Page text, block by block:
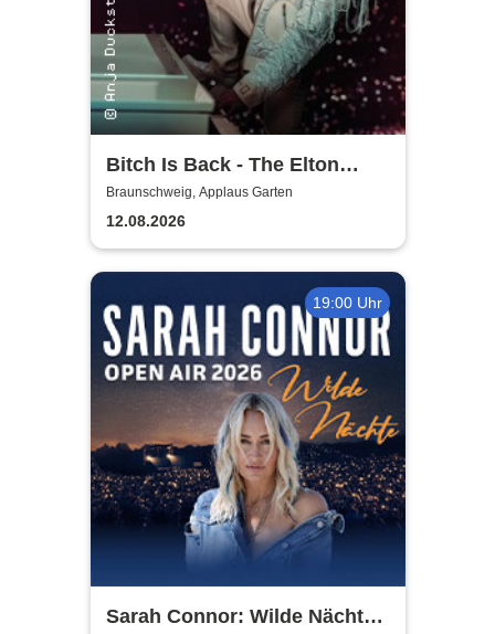
Bitch Is Back - The Elton
John Show
Braunschweig, Applaus Garten
12.08.2026
19:00 Uhr
Sarah Connor: Wilde Nächte -